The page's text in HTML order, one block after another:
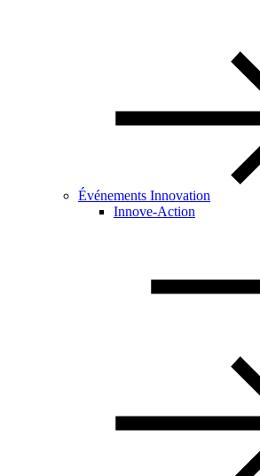
Événements Innovation
Innove-Action